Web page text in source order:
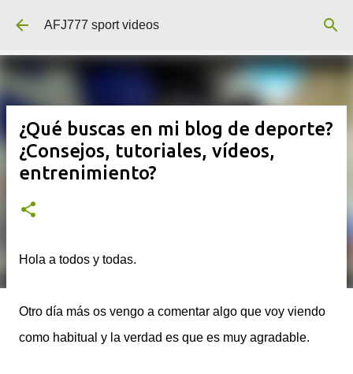
Ir al contenido principal
AFJ777 sport videos
¿Qué buscas en mi blog de deporte?
¿Consejos, tutoriales, vídeos,
entrenimiento?
Hola a todos y todas.
Otro día más os vengo a comentar algo que voy viendo
como habitual y la verdad es que es muy agradable.